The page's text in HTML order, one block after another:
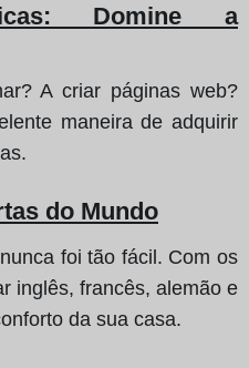
Domine a
A criar páginas web?
maneira de adquirir
do Mundo
foi tão fácil. Com os
inglês, francês, alemão e
da sua casa.